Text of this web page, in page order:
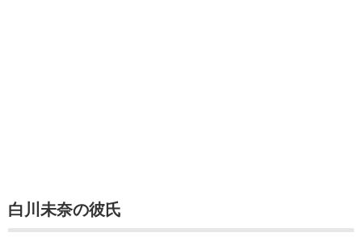
白川未奈の彼氏